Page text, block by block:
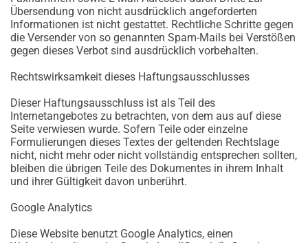
Übersendung von nicht ausdrücklich angeforderten
Informationen ist nicht gestattet. Rechtliche Schritte gegen
die Versender von so genannten Spam-Mails bei Verstößen
gegen dieses Verbot sind ausdrücklich vorbehalten.
Rechtswirksamkeit dieses Haftungsausschlusses
Dieser Haftungsausschluss ist als Teil des
Internetangebotes zu betrachten, von dem aus auf diese
Seite verwiesen wurde. Sofern Teile oder einzelne
Formulierungen dieses Textes der geltenden Rechtslage
nicht, nicht mehr oder nicht vollständig entsprechen sollten,
bleiben die übrigen Teile des Dokumentes in ihrem Inhalt
und ihrer Gültigkeit davon unberührt.
Google Analytics
Diese Website benutzt Google Analytics, einen